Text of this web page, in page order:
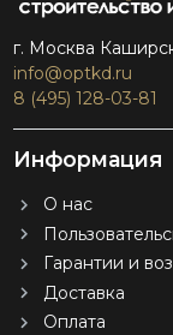
г. Москва
info@optkd.ru
8 (495) 128-03-81
Информация
О нас
Гарантии и
Доставка
Оплата